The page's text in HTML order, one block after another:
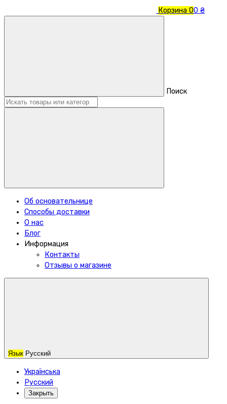
Корзина 00 ₴
Поиск
Об основательнице
Способы доставки
О нас
Блог
Информация
Контакты
Отзывы о магазине
Язык Русский
Українська
Русский
Закрыть